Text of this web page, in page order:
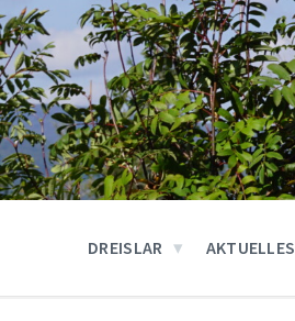
DREISLAR AKTUELLES